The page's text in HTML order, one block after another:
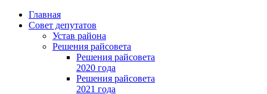
Главная
Совет депутатов
Устав района
Решения райсовета
Решения райсовета
2020 года
Решения райсовета
2021 года